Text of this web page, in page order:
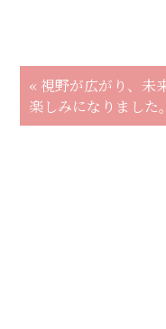
« 視野が広がり、未
楽しみになりました。